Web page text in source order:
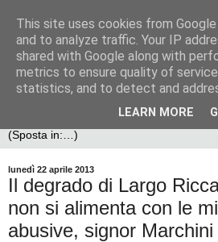
lunedì 22 aprile 2013
Il degrado di Largo
non si alimenta con le
abusive, signor Marchini
This site uses cookies from
and to analyze traffic. Your IP
shared with Google along with
metrics to ensure quality of
statistics, and to detect and
LEARN MORE